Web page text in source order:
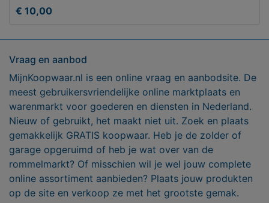
€ 10,00
Vraag en aanbod
MijnKoopwaar.nl is een online vraag en aanbodsite. De
meest gebruikersvriendelijke online marktplaats en
warenmarkt voor goederen en diensten in Nederland.
Nieuw of gebruikt, het maakt niet uit. Zoek en plaats
gemakkelijk GRATIS koopwaar. Heb je de zolder of
garage opgeruimd of heb je wat over van de
rommelmarkt? Of misschien wil je wel jouw complete
online assortiment aanbieden? Plaats jouw produkten
op de site en verkoop ze met het grootste gemak.